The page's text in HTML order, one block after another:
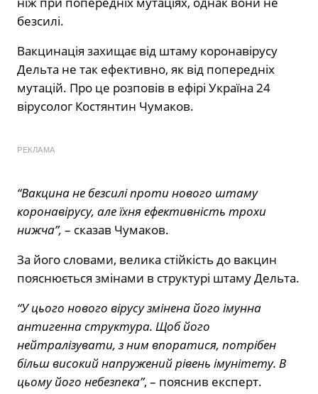
безсилі.
Вакцинація захищає від штаму коронавірусу
Дельта не так ефективно, як від попередніх
мутацій. Про це розповів в ефірі Україна 24
вірусолог Костянтин Чумаков.
РЕКЛАМА
“Вакцина не безсилі проти нового штаму
коронавірусу, але їхня ефективність трохи
нижча”, – сказав Чумаков.
За його словами, велика стійкість до вакцин
пояснюється змінами в структурі штаму Дельта.
“У цього нового вірусу змінена його імунна
антигенна структура. Щоб його
нейтралізувати, з ним впоратися, потрібен
більш високий напружений рівень імунітету. В
цьому його небезпека”, – пояснив експерт.